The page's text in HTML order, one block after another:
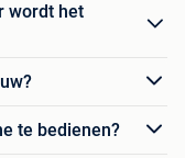
wordt het
te bedienen?